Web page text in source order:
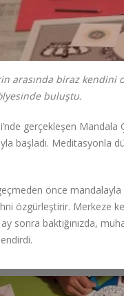
arasında biraz kendini
buluştu.
gerçekleşen
başladı. Meditasyonla
önce mandalayla
özgürleştirir. Merkeze
ay sonra baktığınızda,